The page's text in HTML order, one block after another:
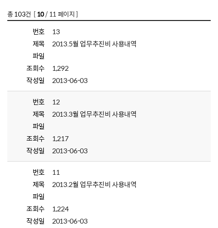
총103건 [ 10/ 11 페이지 ]
번호
13
제목
2013.5월 업무추진비 사용내역
파일
조회수
1,292
작성일
2013-06-03
번호
12
제목
2013.3월 업무추진비 사용내역
파일
조회수
1,217
작성일
2013-06-03
번호
11
제목
2013.2월 업무추진비 사용내역
파일
조회수
1,224
작성일
2013-06-03